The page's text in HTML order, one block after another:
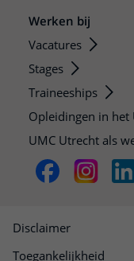
Werken bij
Vacatures
Stages
Traineeships
Opleidingen in het
UMC Utrecht als
Disclaimer
Toegankelijkheid